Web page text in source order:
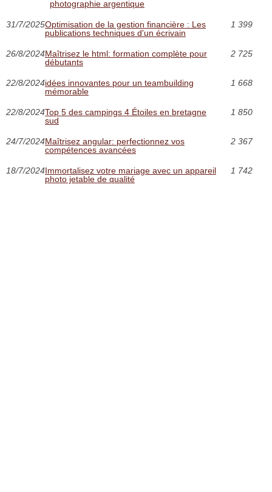
photographie argentique
31/7/2025Optimisation de la gestion financière : Les
publications techniques d'un écrivain
1 399
26/8/2024Maîtrisez le html: formation complète pour
débutants
2 725
22/8/2024idées innovantes pour un teambuilding
mémorable
1 668
22/8/2024Top 5 des campings 4 Étoiles en bretagne
sud
1 850
24/7/2024Maîtrisez angular: perfectionnez vos
compétences avancées
2 367
18/7/2024Immortalisez votre mariage avec un appareil
photo jetable de qualité
1 742